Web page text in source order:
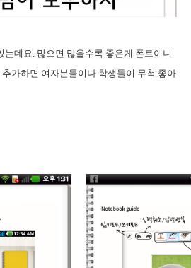
는데요. 많으면 많을수록 좋은게 폰트이니
가하면 여자분들이나 학생들이 무척 좋아